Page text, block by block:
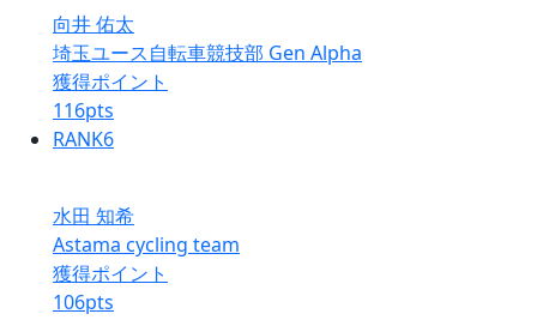
向井 佑太
埼玉ユース自転車競技部 Gen Alpha
獲得ポイント
116pts
RANK6
水田 知希
Astama cycling team
獲得ポイント
106pts